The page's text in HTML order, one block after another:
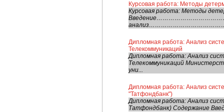
Курсовая работа: Методы
Курсовая работа: Методы
Дипломная работа: Анализ
Телекоммуникаций
Дипломная работа: Анализ
Телекоммуникаций
уни...
Дипломная работа: Анализ
"Татфондбанк")
Дипломная работа: Анализ
Татфондбанк) Содержание